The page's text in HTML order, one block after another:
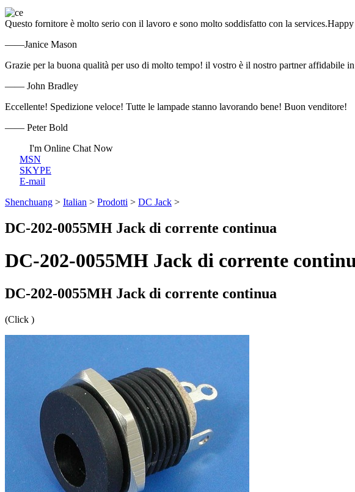
Questo fornitore è molto serio con il lavoro e sono molto soddisfatto con la
——Janice Mason
Grazie per la buona qualità per uso di molto tempo! il vostro è il nostro partner affidabile
—— John Bradley
Eccellente! Spedizione veloce! Tutte le lampade stanno lavorando bene! Buon venditore!
—— Peter Bold
I'm Online Chat Now
MSN
SKYPE
E-mail
Shenchuang > Italian > Prodotti > DC Jack >
DC-202-0055MH Jack di corrente continua
DC-202-0055MH Jack di corrente
DC-202-0055MH Jack di corrente continua
(Click )